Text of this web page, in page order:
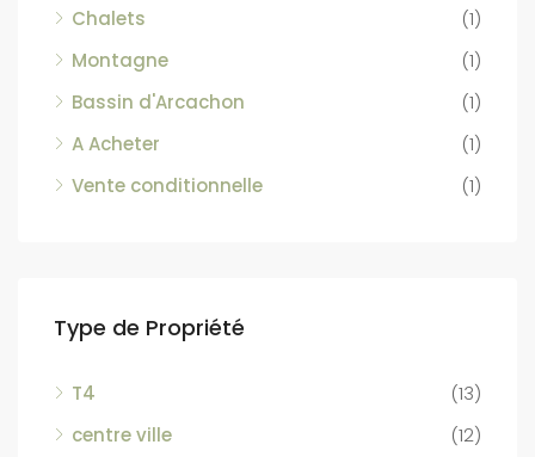
Chalets
(1)
Montagne
(1)
Bassin d'Arcachon
(1)
A Acheter
(1)
Vente conditionnelle
(1)
Type de Propriété
T4
(13)
centre ville
(12)